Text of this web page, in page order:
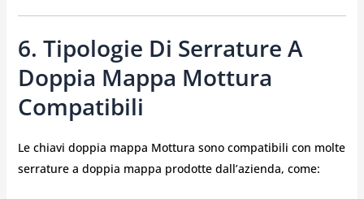
6. Tipologie Di Serrature A
Doppia Mappa Mottura
Compatibili
Le chiavi doppia mappa Mottura sono compatibili con molte
serrature a doppia mappa prodotte dall’azienda, come: